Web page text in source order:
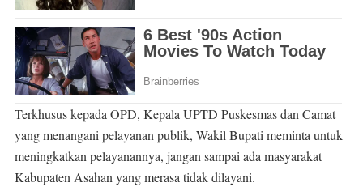
Terkhusus kepada OPD, Kepala UPTD Puskesmas dan Camat
yang menangani pelayanan publik, Wakil Bupati meminta untuk
meningkatkan pelayanannya, jangan sampai ada masyarakat
Kabupaten Asahan yang merasa tidak dilayani.